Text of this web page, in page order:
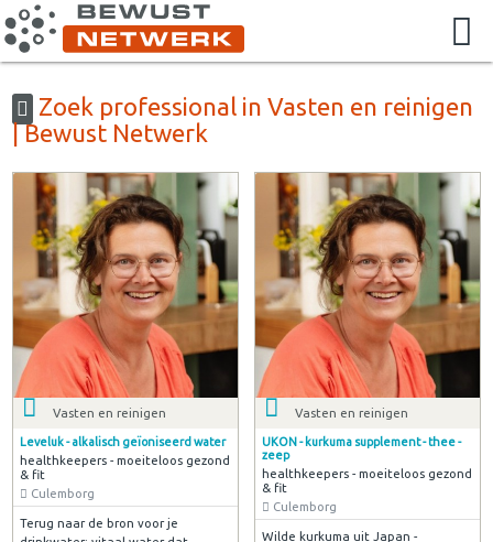
Zoek professional in Vasten en reinigen
| Bewust Netwerk
Vasten en reinigen
Leveluk - alkalisch geïoniseerd water
healthkeepers - moeiteloos gezond
& fit
Culemborg
Terug naar de bron voor je
Vasten en reinigen
UKON - kurkuma supplement - thee -
zeep
healthkeepers - moeiteloos gezond
& fit
Culemborg
Wilde kurkuma uit Japan -